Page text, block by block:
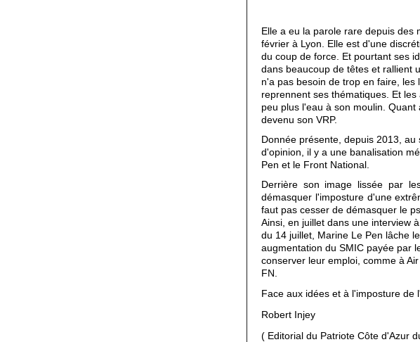
Elle a eu la parole rare depuis des
février à Lyon. Elle est d'une
du coup de force. Et pourtant ses
dans beaucoup de têtes et rallient
n'a pas besoin de trop en faire, les
reprennent ses thématiques. Et
peu plus l'eau à son moulin.
devenu son VRP.
Donnée présente, depuis 2013,
d'opinion, il y a une banalisation
Pen et le Front National.
Derrière son image lissée par
démasquer l'imposture d'une
faut pas cesser de démasquer le
Ainsi, en juillet dans une interview
du 14 juillet, Marine Le Pen lâche
augmentation du SMIC payée par
conserver leur emploi, comme à
FN.
Face aux idées et à l'imposture de
Robert Injey
( Editorial du Patriote Côte d'Azur